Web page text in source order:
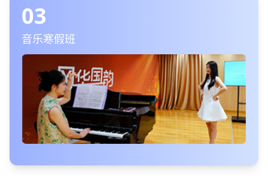
03
音乐寒假班